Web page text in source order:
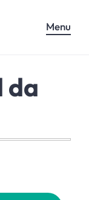
Menu
da